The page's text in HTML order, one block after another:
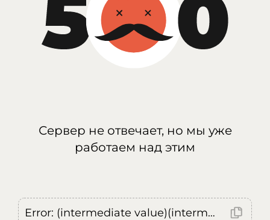
Сервер не отвечает, но мы уже
работаем над этим
Error: (intermediate value)(intermediate value)(intermediate value).replaceAll is not a function